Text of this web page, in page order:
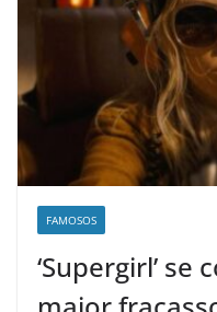
FAMOSOS
‘Supergirl’